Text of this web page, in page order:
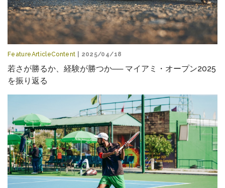
FeatureArticleContent | 2025/04/18
若さが勝るか、経験が勝つか── マイアミ・オープン2025
を振り返る